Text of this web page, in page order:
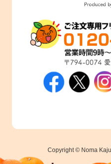
Copyright © Noma